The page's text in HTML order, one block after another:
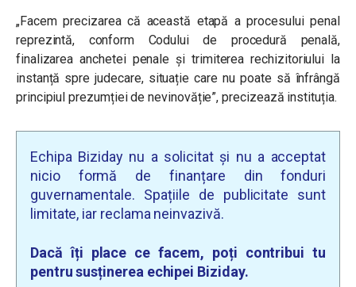
„Facem precizarea că această etapă a procesului penal
reprezintă, conform Codului de procedură penală,
finalizarea anchetei penale și trimiterea rechizitoriului la
instanță spre judecare, situație care nu poate să înfrângă
principiul prezumției de nevinovăție”, precizează instituția.
Echipa Biziday nu a solicitat și nu a acceptat
nicio formă de finanțare din fonduri
guvernamentale. Spațiile de publicitate sunt
limitate, iar reclama neinvazivă.
Dacă îți place ce facem, poți contribui tu
pentru susținerea echipei Biziday.